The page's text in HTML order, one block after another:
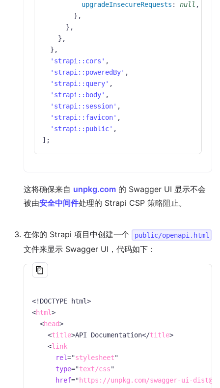
upgradeInsecureRequests : null ,
} ,
} ,
} ,
} ,
'strapi::cors' ,
'strapi::poweredBy' ,
'strapi::query' ,
'strapi::body' ,
'strapi::session' ,
'strapi::favicon' ,
'strapi::public' ,
] ;
这将确保来自 unpkg.com 的 Swagger UI 显示不会
被由安全中间件处理的 Strapi CSP 策略阻止。
在你的 Strapi 项目中创建一个 public/openapi.html
文件来显示 Swagger UI，代码如下：
<! DOCTYPE html>
<html>
<head>
<title>API Documentation</title>
<link
rel="stylesheet"
type="text/css"
href="https://unpkg.com/swagger-ui-